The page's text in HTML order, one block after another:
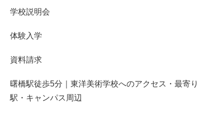
学校説明会
体験入学
資料請求
曙橋駅徒歩5分｜東洋美術学校へのアクセス・最寄り
駅・キャンパス周辺